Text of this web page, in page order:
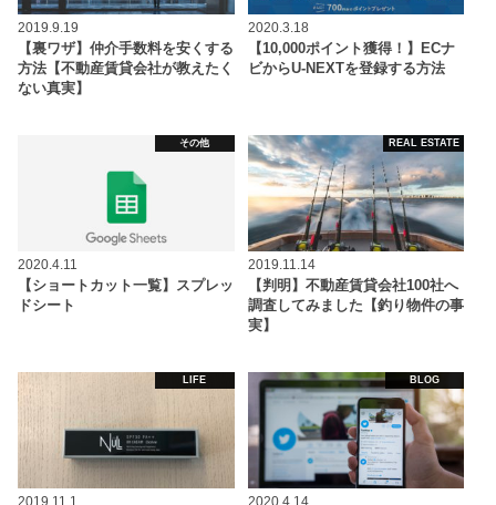
2019.9.19
【裏ワザ】仲介手数料を安くする
方法【不動産賃貸会社が教えたく
ない真実】
2020.3.18
【10,000ポイント獲得！】ECナ
ビからU-NEXTを登録する方法
その他
2020.4.11
【ショートカット一覧】スプレッ
ドシート
REAL ESTATE
2019.11.14
【判明】不動産賃貸会社100社へ
調査してみました【釣り物件の事
実】
LIFE
2019.11.1
BLOG
2020.4.14